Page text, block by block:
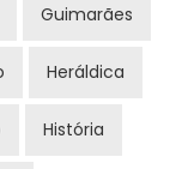
Guimarães
Heráldica
História